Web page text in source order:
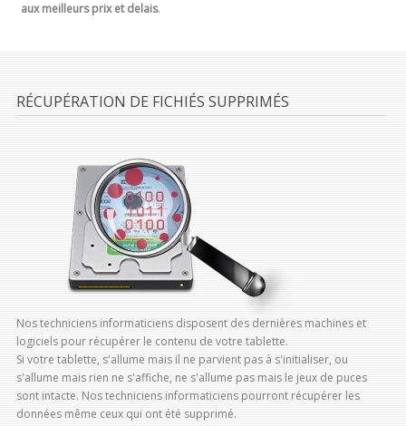
aux meilleurs prix et delais.
RÉCUPÉRATION DE FICHIÉS SUPPRIMÉS
Nos techniciens informaticiens disposent des dernières machines et
logiciels pour récupérer le contenu de votre tablette.
Si votre tablette, s'allume mais il ne parvient pas à s'initialiser, ou
s'allume mais rien ne s'affiche, ne s'allume pas mais le jeux de puces
sont intacte. Nos techniciens informaticiens pourront récupérer les
données même ceux qui ont été supprimé.